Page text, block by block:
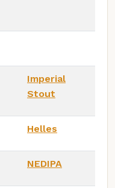
Imperial
Stout
Helles
NEDIPA